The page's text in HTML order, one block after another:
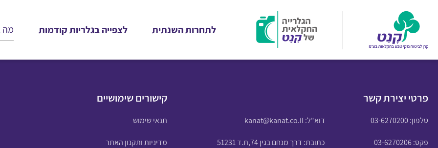
לתחרות השנתית לצפייה בגלריות קודמות
פרטי יצירת קשר
טלפון:03-6270200 דוא"ל:kanat@kanat.co.il
פקס: 03-6270206
כתובת: דרך מנחם בגין 74,ת.ד 51231
קישורים שימושיים
תנאי שימוש
מדיניות ותקנון האתר